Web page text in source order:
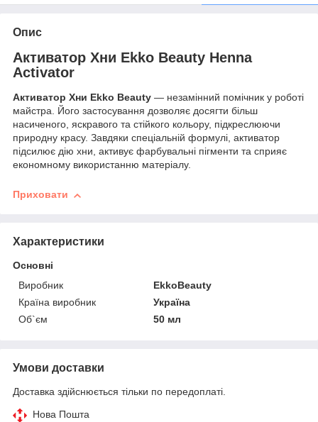
Опис
Активатор Хни Ekko Beauty Henna
Activator
Активатор Хни Ekko Beauty — незамінний помічник у роботі
майстра. Його застосування дозволяє досягти більш
насиченого, яскравого та стійкого кольору, підкреслюючи
природну красу. Завдяки спеціальній формулі, активатор
підсилює дію хни, активує фарбувальні пігменти та сприяє
економному використанню матеріалу.
Приховати
Характеристики
Основні
Виробник
EkkoBeauty
Країна виробник
Україна
Об`єм
50 мл
Умови доставки
Доставка здійснюється тільки по передоплаті.
Нова Пошта